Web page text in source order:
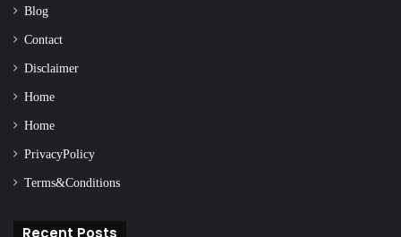
Blog
Contact
Disclaimer
Home
Home
Privacy Policy
Terms & Conditions
Recent Posts